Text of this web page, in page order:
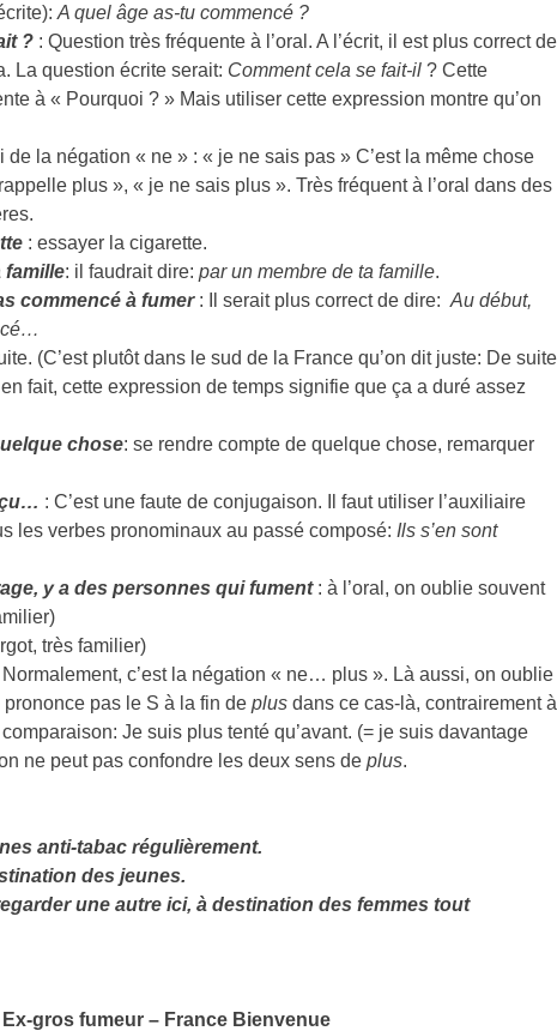
A quel âge as-tu commencé ?
? : Question très fréquente à l’oral. A l’écrit, il est plus correct de
La question écrite serait: Comment cela se fait-il ? Cette
à « Pourquoi ? » Mais utiliser cette expression montre qu’on
de la négation « ne » : « je ne sais pas » C’est la même chose
plus », « je ne sais plus ». Très fréquent à l’oral dans des
: essayer la cigarette.
famille: il faudrait dire: par un membre de ta famille.
commencé à fumer: Il serait plus correct de dire: Au début,
(C’est plutôt dans le sud de la France qu’on dit juste: De
en fait, cette expression de temps signifie que ça a duré assez
chose: se rendre compte de quelque chose, remarquer
: C’est une faute de conjugaison. Il faut utiliser l’auxiliaire
les verbes pronominaux au passé composé: Ils s’en sont
y a des personnes qui fument: à l’oral, on oublie souvent
très familier)
Normalement, c’est la négation « ne… plus ». Là aussi, on oublie
pas le S à la fin de plus dans ce cas-là, contrairement à
Je suis plus tenté qu’avant. (= je suis davantage
ne peut pas confondre les deux sens de plus.
anti-tabac régulièrement.
des jeunes.
une autre ici, à destination des femmes tout
gros fumeur – France Bienvenue